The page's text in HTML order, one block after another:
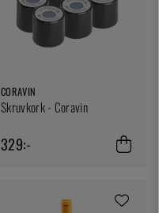
CORAVIN
Skruvkork - Coravin
329:-